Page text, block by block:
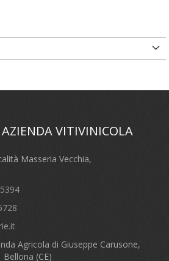
AZIENDA VITIVINICOLA
Masseria Vecchia,
Agricola di Giuseppe Carusone,
(CE)